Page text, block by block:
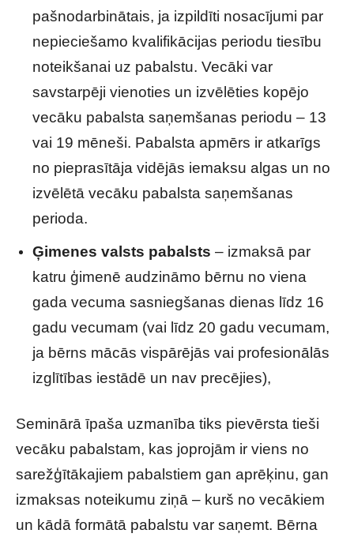
pašnodarbinātais, ja izpildīti nosacījumi par
nepieciešamo kvalifikācijas periodu tiesību
noteikšanai uz pabalstu. Vecāki var
savstarpēji vienoties un izvēlēties kopējo
vecāku pabalsta saņemšanas periodu – 13
vai 19 mēneši. Pabalsta apmērs ir atkarīgs
no pieprasītāja vidējās iemaksu algas un no
izvēlētā vecāku pabalsta saņemšanas
perioda.
Ģimenes valsts pabalsts – izmaksā par
katru ģimenē audzināmo bērnu no viena
gada vecuma sasniegšanas dienas līdz 16
gadu vecumam (vai līdz 20 gadu vecumam,
ja bērns mācās vispārējās vai profesionālās
izglītības iestādē un nav precējies),
Seminārā īpaša uzmanība tiks pievērsta tieši
vecāku pabalstam, kas joprojām ir viens no
sarežģītākajiem pabalstiem gan aprēķinu, gan
izmaksas noteikumu ziņā – kurš no vecākiem
un kādā formātā pabalstu var saņemt. Bērna